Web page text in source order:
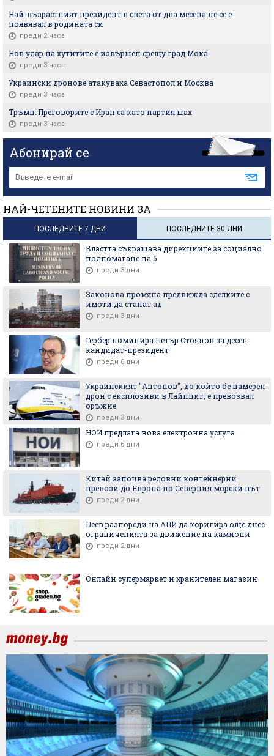
Най-възрастният президент в света от два месеца не се е
появявал в родината си
преди 2 часа
Нов удар на хутитите е извършен срещу град Мока
преди 3 часа
Украински дронове атакуваха Севастопол и Москва
преди 3 часа
Тръмп: Преговорите с Иран са като партия шах
преди 3 часа
Абонирай се
НАЙ-ЧЕТЕНИТЕ НОВИНИ ЗА
ПОСЛЕДНИТЕ 7 ДНИ ПОСЛЕДНИТЕ 30 ДНИ
Властта съкращава дирекциите за социално
подпомагане на 6
преди 3 дни
Законова промяна предвижда сделките с
имоти да станат ад
преди 3 дни
Гербер номинира Петър Стоянов за десен
кандидат-президент
преди 6 дни
Украинският "Антонов", до който бе намерен
дрон с експлозиви в Лайпциг, е превозвал
оръжие
преди 3 дни
НОИ предлага нова електронна услуга
преди 6 дни
Китай започва редовни контейнерни
превози до Европа по Северния морски път
преди 2 дни
Пеев разпореди на АПИ да коригира още днес
ограниченията за движение на камиони
преди 2 дни
Онлайн супермаркет и хранителен магазин